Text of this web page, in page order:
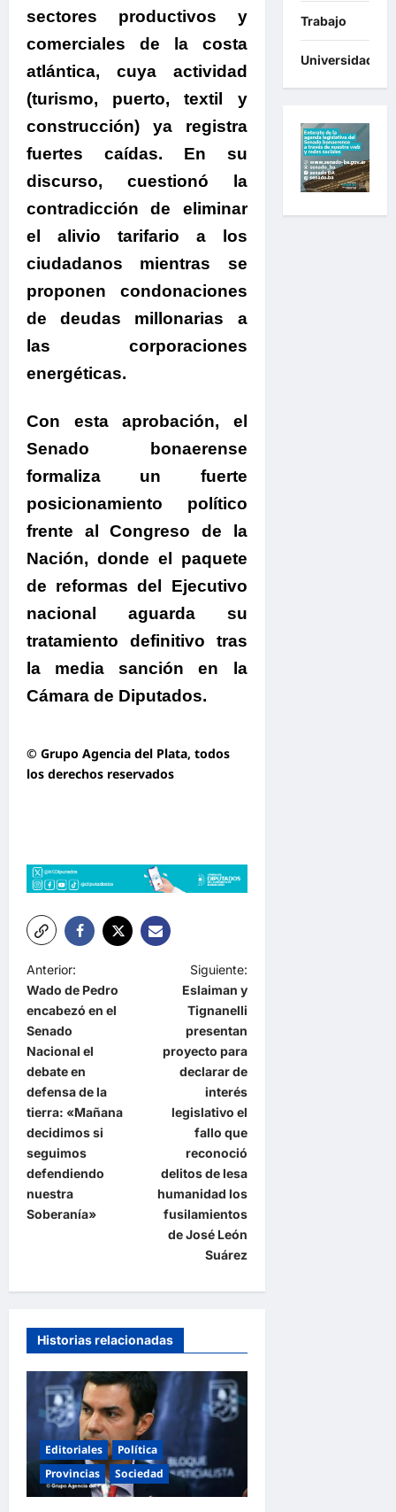
sectores productivos y
comerciales de la costa
atlántica, cuya actividad
(turismo, puerto, textil y
construcción) ya registra
fuertes caídas. En su
discurso, cuestionó la
contradicción de eliminar
el alivio tarifario a los
ciudadanos mientras se
proponen condonaciones
de deudas millonarias a
las corporaciones
energéticas.
Con esta aprobación, el
Senado bonaerense
formaliza un fuerte
posicionamiento político
frente al Congreso de la
Nación, donde el paquete
de reformas del Ejecutivo
nacional aguarda su
tratamiento definitivo tras
la media sanción en la
Cámara de Diputados.
© Grupo Agencia del Plata, todos
los derechos reservados
N
a
v
e
g
a
c
i
ó
n
n
t
d
a
s
Anterior:
Wado de Pedro
encabezó en el
Senado
Nacional el
debate en
defensa de la
tierra: «Mañana
decidimos si
seguimos
defendiendo
nuestra
Soberanía»
Siguiente:
Eslaiman y
Tignanelli
presentan
proyecto para
declarar de
interés
legislativo el
fallo que
reconoció
delitos de lesa
humanidad los
fusilamientos
de José León
Suárez
Historias relacionadas
Editoriales
Política
Provincias
Sociedad
Trabajo
Universidades